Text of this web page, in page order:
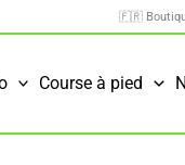
🇫🇷
Course à pied